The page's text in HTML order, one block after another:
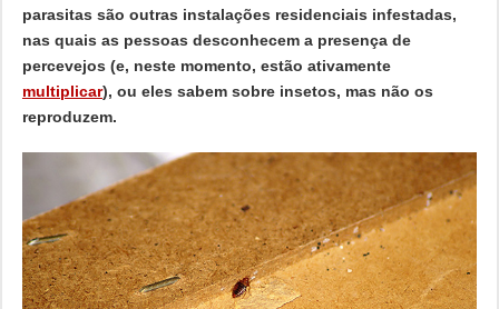
parasitas são outras instalações residenciais infestadas,
nas quais as pessoas desconhecem a presença de
percevejos (e, neste momento, estão ativamente
multiplicar), ou eles sabem sobre insetos, mas não os
reproduzem.